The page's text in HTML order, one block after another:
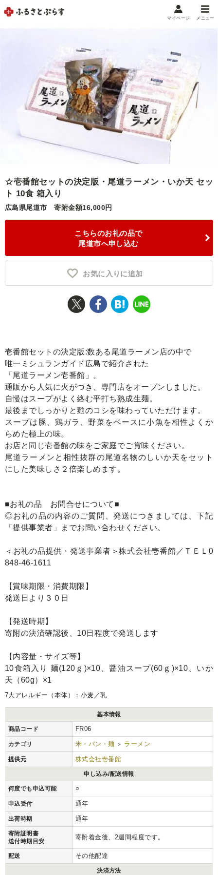
メニュー
お気に入り 閲覧履歴
お礼の品から探す
お礼の品をカテゴリや金額で絞り込み
ランキング
特集・おすすめ
控除額シミュレータ Q&A
マイページ
☆壱番館セットの決定版・尾道ラーメン・いか天 セッ
ト 10食 箱入り
広島県尾道市 寄附金額16,000円
こちらのお礼の品で
尾道市へ申し込む
お気に入りに追加
壱番館セットの決定版:数ある尾道ラーメン店の中で
唯一ミシュランガイド広島で紹介された
「尾道ラーメン壱番館」。
通販から人気に火がつき、専門店をオープンしました。
自慢はスープがよく絡む平打ち熟成生麺。
最後までしっかりと麺のコシを味わっていただけます。
スープは豚、鶏ガラ、野菜をベースに小魚を相性よくか
らめた極上の味。
お店と同じ壱番館の味をご家庭でご賞味ください。
尾道ラーメンと相性抜群の尾道名物のしいか天をセット
にした美味しさ２倍楽しめます。
■お礼の品 お問合せについて■
◎お礼の品の内容のご質問、発送につきましては、下記
「提供事業者」までお問い合わせください。
＜お礼の品提供・発送事業者＞株式会社壱番館／ＴＥＬ0
848-46-1611
【賞味期限・消費期限】
発送日より３０日
【発送時期】
寄附の決済確認後、10日程度で発送します
【内容量・サイズ等】
10食箱入り 麺(120ｇ)×10、醤油スープ(60ｇ)×10、いか
天（60g）×1
7大アレルギー（本体）：小麦／乳
基本情報
商品コード FR06
カテゴリ 米・パン・麺 > ラーメン
提供元 株式会社壱番館
申し込み/配送情報
何度でも申込可能 ○
申込受付 通年
出荷時期 通年
寄附証明書
送付時期目安
寄附着金後、2週間程度です。
配送 その他配達
決済方法